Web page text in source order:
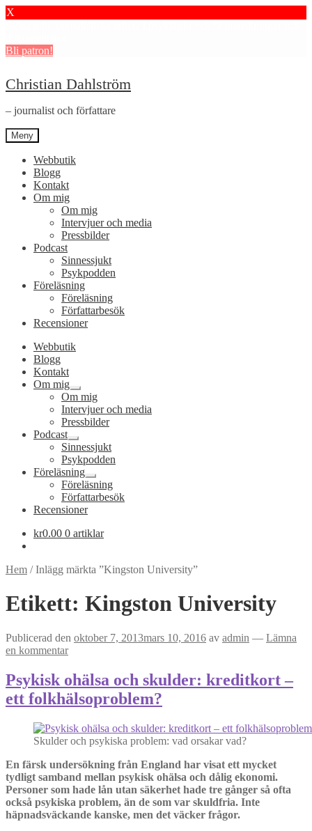
X
Bli patron!
Hoppa
till
navigering
Hoppa
till
innehåll
Christian Dahlström
– journalist och författare
Meny
Webbutik
Blogg
Kontakt
Om mig
Om mig
Intervjuer och media
Pressbilder
Podcast
Sinnessjukt
Psykpodden
Föreläsning
Föreläsning
Författarbesök
Recensioner
Webbutik
Blogg
Kontakt
Om mig
Expandera
undermeny
Om mig
Intervjuer och media
Pressbilder
Podcast
Expandera
undermeny
Sinnessjukt
Psykpodden
Föreläsning
Expandera
undermeny
Föreläsning
Författarbesök
Recensioner
kr0.00 0 artiklar
Hem /Inlägg märkta ”Kingston University”
Etikett: Kingston University
Publicerad den oktober 7, 2013mars 10, 2016 av admin — Lämna
en kommentar
Psykisk ohälsa och skulder: kreditkort –
ett folkhälsoproblem?
Skulder och psykiska problem: vad orsakar vad?
En färsk undersökning från England har visat ett mycket
tydligt samband mellan psykisk ohälsa och dålig ekonomi.
Personer som hade lån utan säkerhet hade tre gånger så ofta
också psykiska problem, än de som var skuldfria. Inte
häpnadsväckande kanske, men det väcker frågor.